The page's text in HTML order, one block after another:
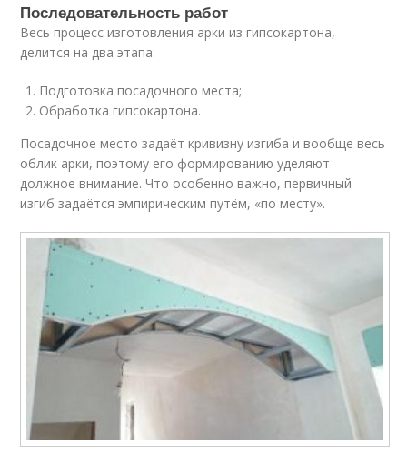
Последовательность работ
Весь процесс изготовления арки из гипсокартона,
делится на два этапа:
Подготовка посадочного места;
Обработка гипсокартона.
Посадочное место задаёт кривизну изгиба и вообще весь
облик арки, поэтому его формированию уделяют
должное внимание. Что особенно важно, первичный
изгиб задаётся эмпирическим путём, «по месту».